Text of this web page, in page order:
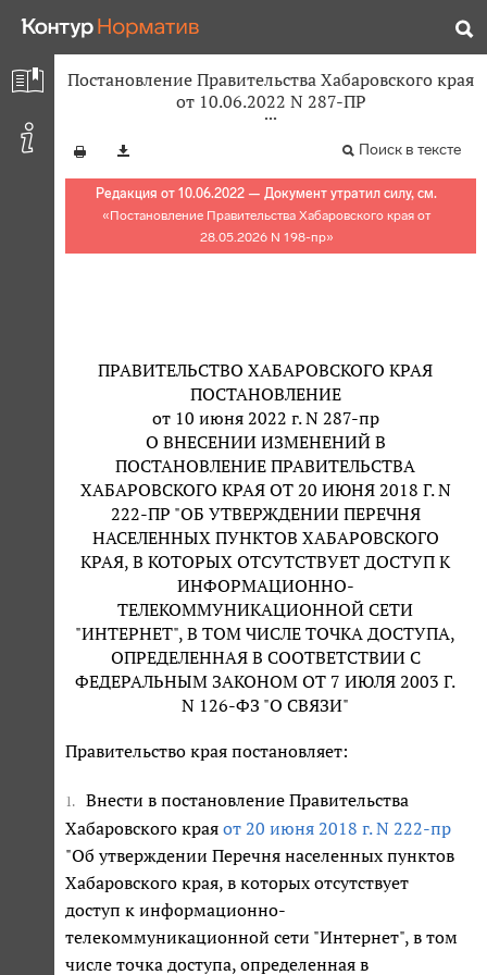
Постановление Правительства Хабаровского края
от 10.06.2022 N 287-ПР
Поиск в тексте
Редакция от 10.06.2022 — Документ утратил силу, см.
«Постановление Правительства Хабаровского края от
28.05.2026 N 198-пр»
ПРАВИТЕЛЬСТВО ХАБАРОВСКОГО КРАЯ
ПОСТАНОВЛЕНИЕ
от 10 июня 2022 г. N 287-пр
О ВНЕСЕНИИ ИЗМЕНЕНИЙ В
ПОСТАНОВЛЕНИЕ ПРАВИТЕЛЬСТВА
ХАБАРОВСКОГО КРАЯ ОТ 20 ИЮНЯ 2018 Г. N
222-ПР "ОБ УТВЕРЖДЕНИИ ПЕРЕЧНЯ
НАСЕЛЕННЫХ ПУНКТОВ ХАБАРОВСКОГО
КРАЯ, В КОТОРЫХ ОТСУТСТВУЕТ ДОСТУП К
ИНФОРМАЦИОННО-
ТЕЛЕКОММУНИКАЦИОННОЙ СЕТИ
"ИНТЕРНЕТ", В ТОМ ЧИСЛЕ ТОЧКА ДОСТУПА,
ОПРЕДЕЛЕННАЯ В СООТВЕТСТВИИ С
ФЕДЕРАЛЬНЫМ ЗАКОНОМ ОТ 7 ИЮЛЯ 2003 Г.
N 126-ФЗ "О СВЯЗИ"
Правительство края постановляет:
1.
Внести в постановление Правительства
Хабаровского края от 20 июня 2018 г. N 222-пр
"Об утверждении Перечня населенных пунктов
Хабаровского края, в которых отсутствует
доступ к информационно-
телекоммуникационной сети "Интернет", в том
числе точка доступа, определенная в